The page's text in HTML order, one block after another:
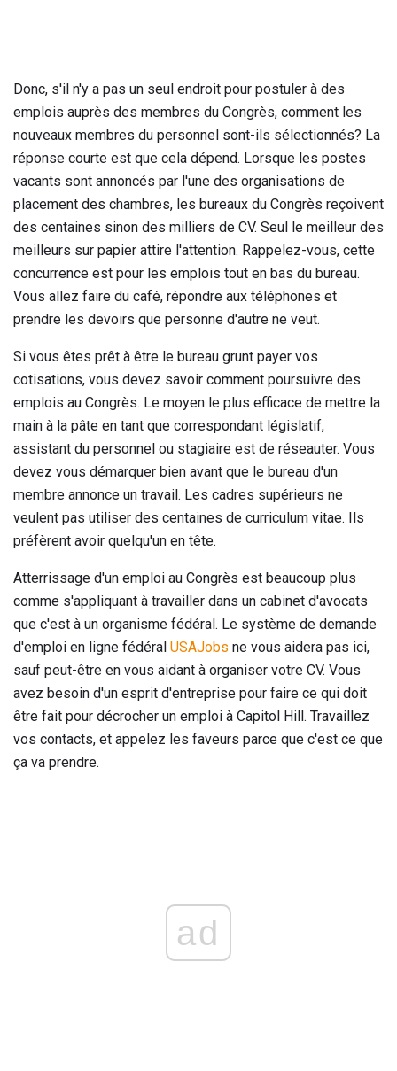
Donc, s'il n'y a pas un seul endroit pour postuler à des
emplois auprès des membres du Congrès, comment les
nouveaux membres du personnel sont-ils sélectionnés? La
réponse courte est que cela dépend. Lorsque les postes
vacants sont annoncés par l'une des organisations de
placement des chambres, les bureaux du Congrès reçoivent
des centaines sinon des milliers de CV. Seul le meilleur des
meilleurs sur papier attire l'attention. Rappelez-vous, cette
concurrence est pour les emplois tout en bas du bureau.
Vous allez faire du café, répondre aux téléphones et
prendre les devoirs que personne d'autre ne veut.
Si vous êtes prêt à être le bureau grunt payer vos
cotisations, vous devez savoir comment poursuivre des
emplois au Congrès. Le moyen le plus efficace de mettre la
main à la pâte en tant que correspondant législatif,
assistant du personnel ou stagiaire est de réseauter. Vous
devez vous démarquer bien avant que le bureau d'un
membre annonce un travail. Les cadres supérieurs ne
veulent pas utiliser des centaines de curriculum vitae. Ils
préfèrent avoir quelqu'un en tête.
Atterrissage d'un emploi au Congrès est beaucoup plus
comme s'appliquant à travailler dans un cabinet d'avocats
que c'est à un organisme fédéral. Le système de demande
d'emploi en ligne fédéral USAJobs ne vous aidera pas ici,
sauf peut-être en vous aidant à organiser votre CV. Vous
avez besoin d'un esprit d'entreprise pour faire ce qui doit
être fait pour décrocher un emploi à Capitol Hill. Travaillez
vos contacts, et appelez les faveurs parce que c'est ce que
ça va prendre.
ad